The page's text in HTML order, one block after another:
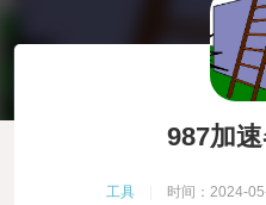
987加
工具 时间：2024-